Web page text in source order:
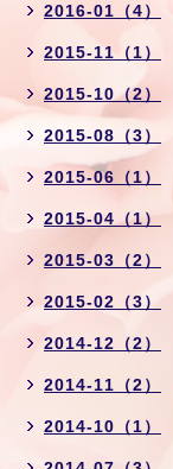
2016-01（4）
2015-11（1）
2015-10（2）
2015-08（3）
2015-06（1）
2015-04（1）
2015-03（2）
2015-02（3）
2014-12（2）
2014-11（2）
2014-10（1）